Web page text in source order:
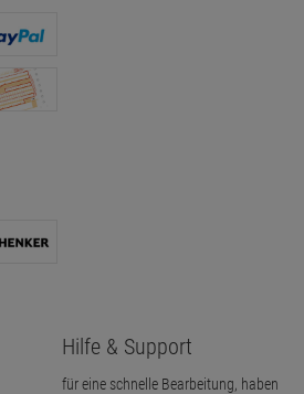
Hilfe & Support
für eine schnelle Bearbeitung, haben